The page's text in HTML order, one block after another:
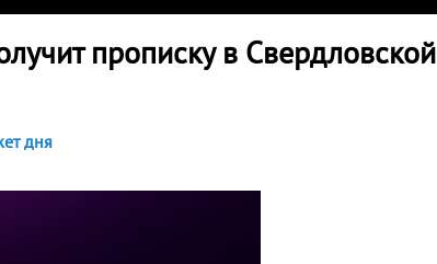
прописку в Свердловской
дня